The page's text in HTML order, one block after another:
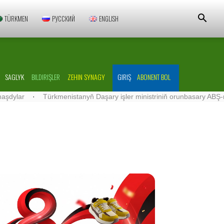
TÜRKMEN РУССКИЙ ENGLISH
SAGLYK BILDIRIŞLER ZEHIN SYNAGY GIRIŞ ABONENT BOL
· Türkmenistanyň Daşary işler ministriniň orunbasary ABŞ-nyň